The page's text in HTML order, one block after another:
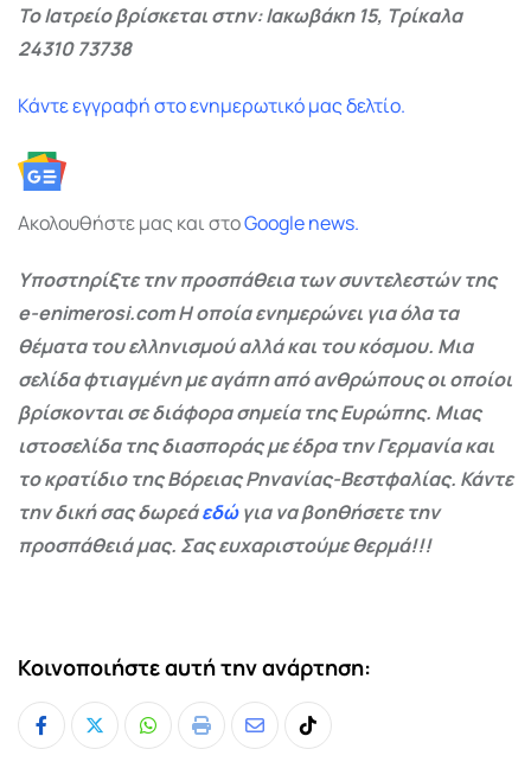
Το Ιατρείο βρίσκεται στην: Ιακωβάκη 15, Τρίκαλα
24310 73738
Κάντε εγγραφή στο ενημερωτικό μας δελτίο.
Ακολουθήστε μας και στοGooglenews.
Υποστηρίξτε την προσπάθεια των συντελεστών της
e-enimerosi.com Η οποία ενημερώνει για όλα τα
θέματα του ελληνισμού αλλά και του κόσμου. Μια
σελίδα φτιαγμένη με αγάπη από ανθρώπους οι οποίοι
βρίσκονται σε διάφορα σημεία της Ευρώπης. Μιας
ιστοσελίδα της διασποράς με έδρα την Γερμανία και
το κρατίδιο της Βόρειας Ρηνανίας-Βεστφαλίας. Κάντε
την δική σας δωρεάεδώγια να βοηθήσετε την
προσπάθειά μας. Σας ευχαριστούμε θερμά!!!
Κοινοποιήστε αυτή την ανάρτηση:
Whatsapp
Print
ShareTiktok